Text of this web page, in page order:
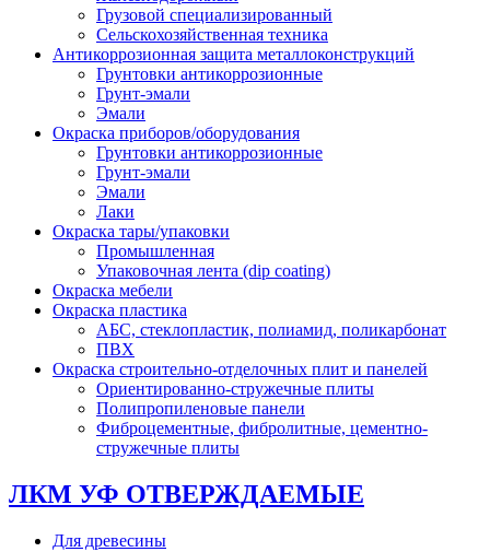
Грузовой специализированный
Сельскохозяйственная техника
Антикоррозионная защита металлоконструкций
Грунтовки антикоррозионные
Грунт-эмали
Эмали
Окраска приборов/оборудования
Грунтовки антикоррозионные
Грунт-эмали
Эмали
Лаки
Окраска тары/упаковки
Промышленная
Упаковочная лента (dip coating)
Окраска мебели
Окраска пластика
АБС, стеклопластик, полиамид, поликарбонат
ПВХ
Окраска строительно-отделочных плит и панелей
Ориентированно-стружечные плиты
Полипропиленовые панели
Фиброцементные, фибролитные, цементно-
стружечные плиты
ЛКМ УФ ОТВЕРЖДАЕМЫЕ
Для древесины